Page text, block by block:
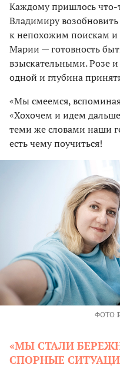
Каждому пришлось что-
Владимиру
к непохожим поискам и
Марии — готовность
взыскательными. Розе
одной и глубина
«Мы смеемся,
«Хохочем и идем
теми же словами наши
есть чему поучиться!
ФОТО
«МЫ СТАЛИ
СПОРНЫЕ